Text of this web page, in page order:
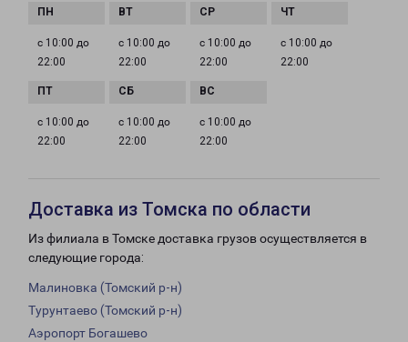
с 10:00 до
22:00
с 10:00 до
22:00
с 10:00 до
22:00
с 10:00 до
22:00
с 10:00 до
22:00
с 10:00 до
22:00
с 10:00 до
22:00
Доставка из Томска по области
Из филиала в Томске доставка грузов осуществляется в
следующие города:
Малиновка (Томский р-н)
Турунтаево (Томский р-н)
Аэропорт Богашево